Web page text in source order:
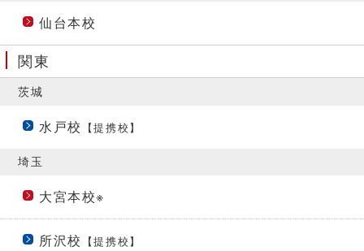
仙台本校
関東
茨城
水戸校 【提携校】
埼玉
大宮本校※
所沢校 【提携校】